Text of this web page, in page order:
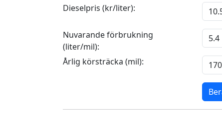
Dieselpris (kr/liter):
Nuvarande förbrukning
(liter/mil):
Årlig körsträcka (mil):